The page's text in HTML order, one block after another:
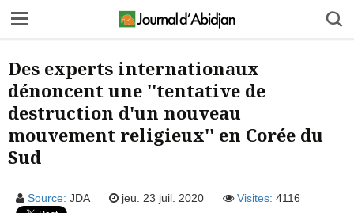
Des experts internationaux
dénoncent une ''tentative de
destruction d'un nouveau
mouvement religieux'' en Corée du
Sud
Source: JDA jeu. 23 juil. 2020 Visites: 4116